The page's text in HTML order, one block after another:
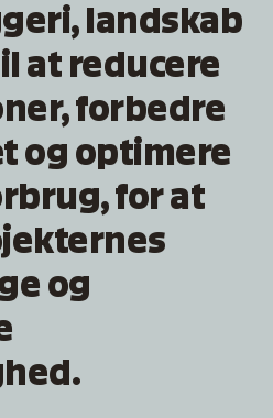
landskab
at reducere
forbedre
og optimere
for at
og